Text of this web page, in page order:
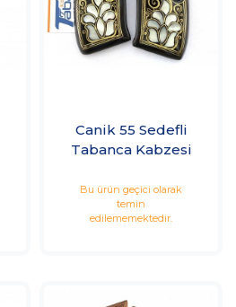
Canik 55 Sedefli
Tabanca Kabzesi
Bu ürün geçici olarak
temin
edilememektedir.